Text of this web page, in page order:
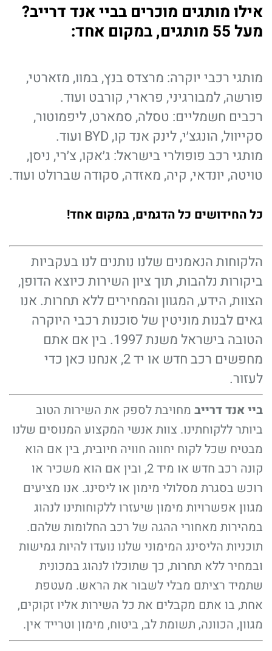
אילו מותגים מוכרים בביי אנד דרייב?
מעל 55 מותגים, במקום אחד:
מותגי רכבי יוקרה: מרצדס בנץ, במוו, מזארטי,
פורשה, למבורגיני, פרארי, קורבט ועוד.
רכבים חשמליים: טסלה, סמארט, ליפמוטור,
סקייוול, הונגצ׳י, לינק אנד קו, BYD ועוד.
מותגי רכב פופולרי בישראל: ג׳אקו, צ׳רי, ניסן,
טויטה, יונדאי, קיה, מאזדה, סקודה שברולט ועוד.
כל החידושים כל הדגמים, במקום אחד!
הלקוחות הנאמנים שלנו נותנים לנו בעקביות
ביקורות נלהבות, תוך ציון השירות כיוצא הדופן,
הצוות, הידע, המגוון והמחירים ללא תחרות. אנו
גאים לבנות מוניטין של סוכנות רכבי היוקרה
הטובה בישראל משנת 1997. בין אם אתם
מחפשים רכב חדש או יד 2, אנחנו כאן כדי
לעזור.
ביי אנד דרייב מחויבת לספק את השירות הטוב
ביותר ללקוחתינו. צוות אנשי המקצוע המנוסים שלנו
מבטיח שכל לקוח יחווה חוויה חיובית, בין אם הוא
קונה רכב חדש או מיד 2, ובין אם הוא משכיר או
רוכש בסגרת מסלולי מימון או ליסינג. אנו מציעים
מגוון אפשרויות מימון שיעזרו ללקוחותינו לנהוג
במהירות מאחורי ההגה של רכב החלומות שלהם.
תוכניות הליסינג המימוני שלנו נועדו להיות גמישות
ובמחיר ללא תחרות, כך שתוכלו לנהוג במכונית
שתמיד רציתם מבלי לשבור את הראש. מעטפת
אחת, בו אתם מקבלים את כל השירות אליו זקוקים,
מגוון, הכוונה, תשומת לב, ביטוח, מימון וטרייד אין.